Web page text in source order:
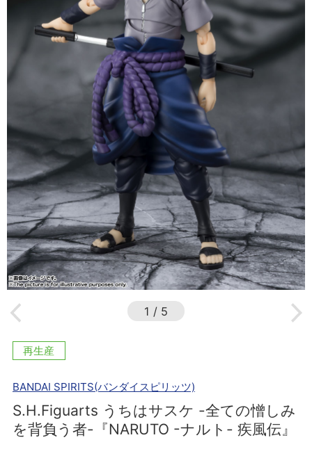
1 / 5
再生産
BANDAI SPIRITS(バンダイスピリッツ)
S.H.Figuarts うちはサスケ -全ての憎しみ
を背負う者-『NARUTO -ナルト- 疾風伝』